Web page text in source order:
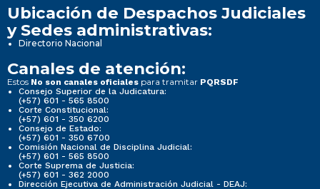
Ubicación de Despachos Judiciales
y Sedes administrativas:
Directorio Nacional
Canales de atención:
Estos No son canales oficiales para tramitar PQRSDF
Consejo Superior de la Judicatura:
(+57) 601 - 565 8500
Corte Constitucional:
(+57) 601 - 350 6200
Consejo de Estado:
(+57) 601 - 350 6700
Comisión Nacional de Disciplina Judicial:
(+57) 601 - 565 8500
Corte Suprema de Justicia:
(+57) 601 - 362 2000
Dirección Ejecutiva de Administración Judicial - DEAJ: